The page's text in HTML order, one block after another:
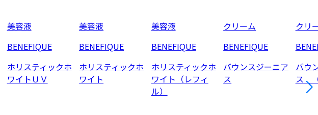
美容液
BENEFIQUE
ホリスティックホ
ワイトＵＶ
美容液
BENEFIQUE
ホリスティックホ
ワイト
美容液
BENEFIQUE
ホリスティックホ
ワイト（レフィ
ル）
クリーム
BENEFIQUE
バウンスジーニア
ス
クリ
バウ
ス